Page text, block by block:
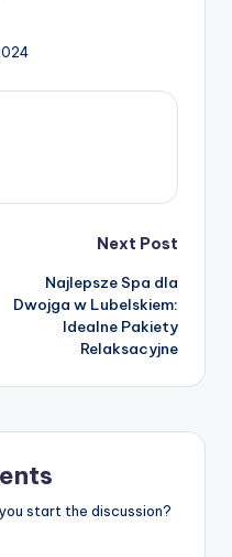
Next Post
Najlepsze Spa dla
Dwojga w Lubelskiem:
Idealne Pakiety
Relaksacyjne
start the discussion?